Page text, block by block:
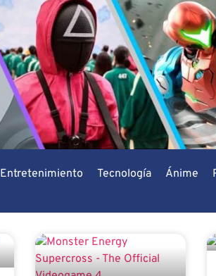
Entretenimiento Tecnología Ánime